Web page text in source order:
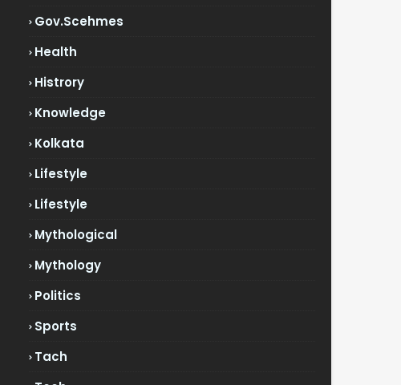
Gov.scehmes
Health
Histrory
Knowledge
Kolkata
Lifestyle
Lifestyle
Mythological
Mythology
Politics
Sports
Tach